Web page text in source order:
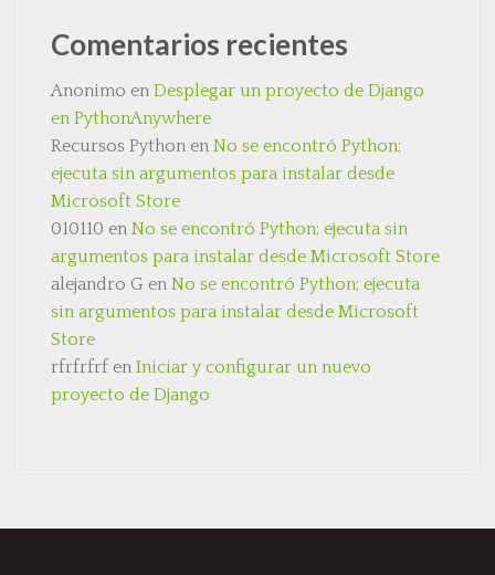
Comentarios recientes
Anonimo en Desplegar un proyecto de Django
en PythonAnywhere
Recursos Python en No se encontró Python;
ejecuta sin argumentos para instalar desde
Microsoft Store
010110 en No se encontró Python; ejecuta sin
argumentos para instalar desde Microsoft Store
alejandro G en No se encontró Python; ejecuta
sin argumentos para instalar desde Microsoft
Store
rfrfrfrf en Iniciar y configurar un nuevo
proyecto de Django